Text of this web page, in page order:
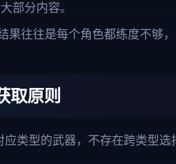
部分内容。
果往往是每个角色都练度不够
取原则
型的武器，不存在跨类型选